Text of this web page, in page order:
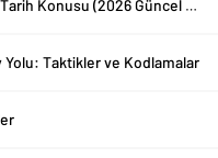
Konusu (2026 Güncel Liste)
Yolu: Taktikler ve Kodlamalar